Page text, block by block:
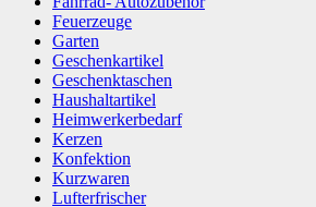
Feuerzeuge
Garten
Geschenkartikel
Geschenktaschen
Haushaltartikel
Heimwerkerbedarf
Kerzen
Konfektion
Kurzwaren
Lufterfrischer